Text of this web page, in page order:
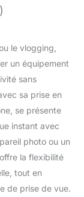
le vlogging,
un équipement
sans
sa prise en
se présente
instant avec
photo ou un
la flexibilité
tout en
de prise de vue.